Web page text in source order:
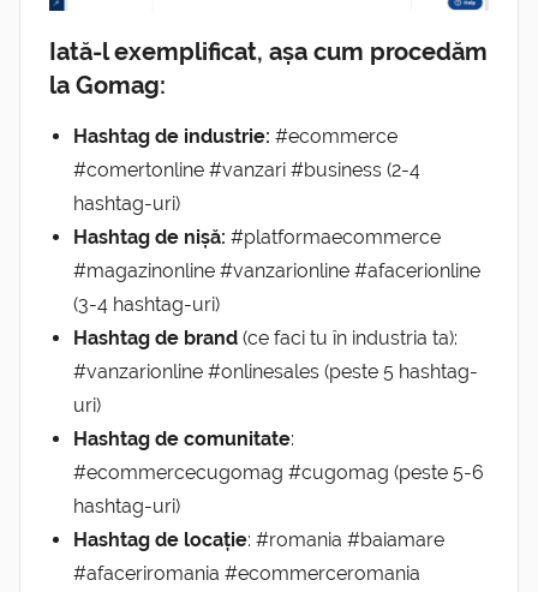
Iată-l exemplificat, așa cum procedăm
la Gomag:
Hashtag de industrie: #ecommerce
#comertonline #vanzari #business (2-4
hashtag-uri)
Hashtag de nișă: #platformaecommerce
#magazinonline #vanzarionline #afacerionline
(3-4 hashtag-uri)
Hashtag de brand (ce faci tu în industria ta):
#vanzarionline #onlinesales (peste 5 hashtag-
uri)
Hashtag de comunitate:
#ecommercecugomag #cugomag (peste 5-6
hashtag-uri)
Hashtag de locație: #romania #baiamare
#afaceriromania #ecommerceromania